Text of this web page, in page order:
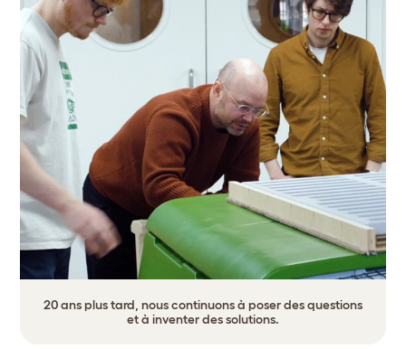
20 ans plus tard, nous continuons à poser des questions
et à inventer des solutions.